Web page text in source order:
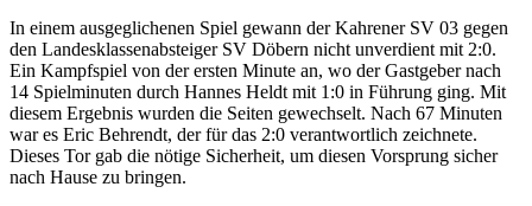
In einem ausgeglichenen Spiel gewann der Kahrener SV 03 gegen
den Landesklassenabsteiger SV Döbern nicht unverdient mit 2:0.
Ein Kampfspiel von der ersten Minute an, wo der Gastgeber nach
14 Spielminuten durch Hannes Heldt mit 1:0 in Führung ging. Mit
diesem Ergebnis wurden die Seiten gewechselt. Nach 67 Minuten
war es Eric Behrendt, der für das 2:0 verantwortlich zeichnete.
Dieses Tor gab die nötige Sicherheit, um diesen Vorsprung sicher
nach Hause zu bringen.